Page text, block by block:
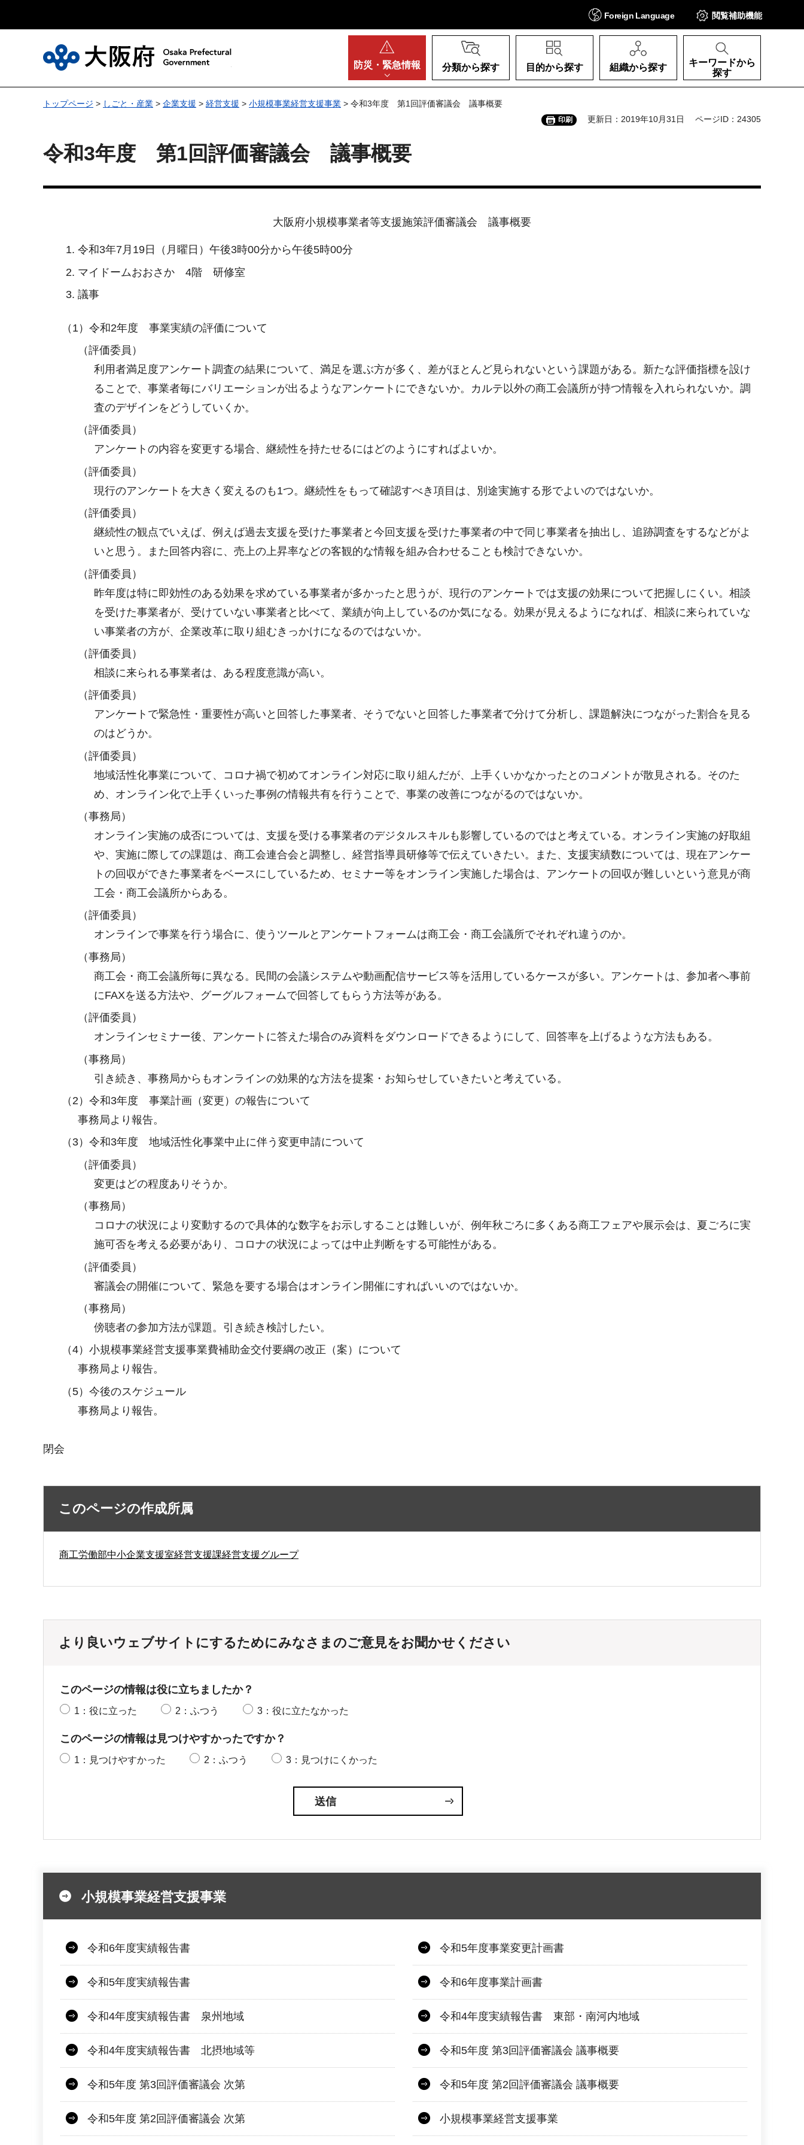
Foreign Language 閲覧補助機能
防災・ 緊急情報 分類から探す 目的から探す 組織から探す
キーワードから
探す
トップページ > しごと・産業 > 企業支援 > 経営支援 > 小規模事業経営支援事業 > 令和3年度 第1回評価審議会 議事概要
印刷 更新日：2019年10月31日 ページID：24305
令和3年度 第1回評価審議会 議事概要
大阪府小規模事業者等支援施策評価審議会 議事概要
令和3年7月19日（月曜日）午後3時00分から午後5時00分
マイドームおおさか 4階 研修室
議事
（1）令和2年度 事業実績の評価について
（評価委員）
利用者満足度アンケート調査の結果について、満足を選ぶ方が多く、差がほとんど見られないという課題がある。新たな評価指標を設け
ることで、事業者毎にバリエーションが出るようなアンケートにできないか。カルテ以外の商工会議所が持つ情報を入れられないか。調
査のデザインをどうしていくか。
（評価委員）
アンケートの内容を変更する場合、継続性を持たせるにはどのようにすればよいか。
（評価委員）
現行のアンケートを大きく変えるのも1つ。継続性をもって確認すべき項目は、別途実施する形でよいのではないか。
（評価委員）
継続性の観点でいえば、例えば過去支援を受けた事業者と今回支援を受けた事業者の中で同じ事業者を抽出し、追跡調査をするなどがよ
いと思う。また回答内容に、売上の上昇率などの客観的な情報を組み合わせることも検討できないか。
（評価委員）
昨年度は特に即効性のある効果を求めている事業者が多かったと思うが、現行のアンケートでは支援の効果について把握しにくい。相談
を受けた事業者が、受けていない事業者と比べて、業績が向上しているのか気になる。効果が見えるようになれば、相談に来られていな
い事業者の方が、企業改革に取り組むきっかけになるのではないか。
（評価委員）
相談に来られる事業者は、ある程度意識が高い。
（評価委員）
アンケートで緊急性・重要性が高いと回答した事業者、そうでないと回答した事業者で分けて分析し、課題解決につながった割合を見る
のはどうか。
（評価委員）
地域活性化事業について、コロナ禍で初めてオンライン対応に取り組んだが、上手くいかなかったとのコメントが散見される。そのた
め、オンライン化で上手くいった事例の情報共有を行うことで、事業の改善につながるのではないか。
（事務局）
オンライン実施の成否については、支援を受ける事業者のデジタルスキルも影響しているのではと考えている。オンライン実施の好取組
や、実施に際しての課題は、商工会連合会と調整し、経営指導員研修等で伝えていきたい。また、支援実績数については、現在アンケー
トの回収ができた事業者をベースにしているため、セミナー等をオンライン実施した場合は、アンケートの回収が難しいという意見が商
工会・商工会議所からある。
（評価委員）
オンラインで事業を行う場合に、使うツールとアンケートフォームは商工会・商工会議所でそれぞれ違うのか。
（事務局）
商工会・商工会議所毎に異なる。民間の会議システムや動画配信サービス等を活用しているケースが多い。アンケートは、参加者へ事前
にFAXを送る方法や、グーグルフォームで回答してもらう方法等がある。
（評価委員）
オンラインセミナー後、アンケートに答えた場合のみ資料をダウンロードできるようにして、回答率を上げるような方法もある。
（事務局）
引き続き、事務局からもオンラインの効果的な方法を提案・お知らせしていきたいと考えている。
（2）令和3年度 事業計画（変更）の報告について
事務局より報告。
（3）令和3年度 地域活性化事業中止に伴う変更申請について
（評価委員）
変更はどの程度ありそうか。
（事務局）
コロナの状況により変動するので具体的な数字をお示しすることは難しいが、例年秋ごろに多くある商工フェアや展示会は、夏ごろに実
施可否を考える必要があり、コロナの状況によっては中止判断をする可能性がある。
（評価委員）
審議会の開催について、緊急を要する場合はオンライン開催にすればいいのではないか。
（事務局）
傍聴者の参加方法が課題。引き続き検討したい。
（4）小規模事業経営支援事業費補助金交付要綱の改正（案）について
事務局より報告。
（5）今後のスケジュール
事務局より報告。
閉会
このページの作成所属
商工労働部中小企業支援室経営支援課経営支援グループ
より良いウェブサイトにするためにみなさまのご意見をお聞かせください
このページの情報は役に立ちましたか？
1：役に立った 2：ふつう 3：役に立たなかった
このページの情報は見つけやすかったですか？
1：見つけやすかった 2：ふつう 3：見つけにくかった
小規模事業経営支援事業
令和6年度実績報告書 令和5年度事業変更計画書
令和5年度実績報告書 令和6年度事業計画書
令和4年度実績報告書 泉州地域 令和4年度実績報告書 東部・南河内地域
令和4年度実績報告書 北摂地域等 令和5年度 第3回評価審議会 議事概要
令和5年度 第3回評価審議会 次第 令和5年度 第2回評価審議会 議事概要
令和5年度 第2回評価審議会 次第 小規模事業経営支援事業